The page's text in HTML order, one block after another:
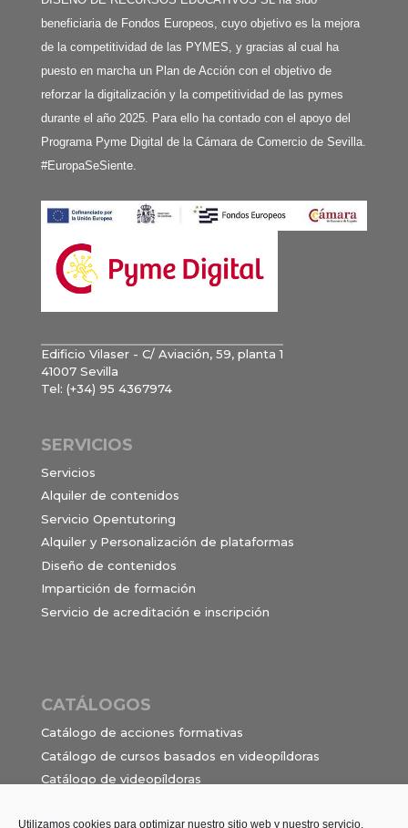
Utilizamos cookies para optimizar nuestro sitio web y nuestro servicio.
beneficiaria de Fondos Europeos, cuyo objetivo es la mejora
de la competitividad de las PYMES, y gracias al cual ha
puesto en marcha un Plan de Acción con el objetivo de
reforzar la digitalización y la competitividad de las pymes
durante el año 2025. Para ello ha contado con el apoyo del
Programa Pyme Digital de la Cámara de Comercio de Sevilla.
#EuropaSeSiente.
Edificio Vilaser - C/ Aviación, 59, planta 1
41007 Sevilla
Tel: (+34) 95 4367974
SERVICIOS
Servicios
Alquiler de contenidos
Servicio Opentutoring
Alquiler y Personalización de plataformas
Diseño de contenidos
Impartición de formación
Servicio de acreditación e inscripción
CATÁLOGOS
Catálogo de acciones formativas
Catálogo de cursos basados en videopíldoras
Catálogo de videopíldoras
formación en alternancia